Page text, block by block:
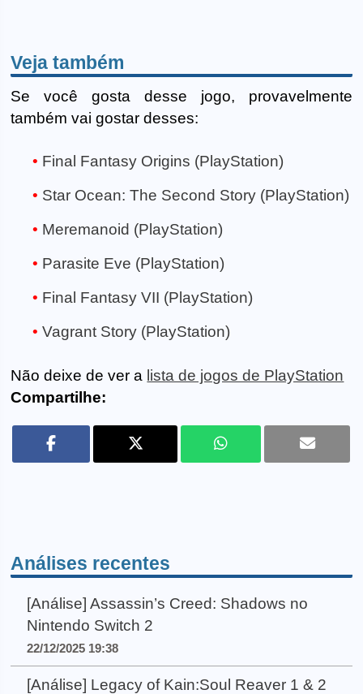
Veja também
Se você gosta desse jogo, provavelmente
também vai gostar desses:
Final Fantasy Origins (PlayStation)
Star Ocean: The Second Story (PlayStation)
Meremanoid (PlayStation)
Parasite Eve (PlayStation)
Final Fantasy VII (PlayStation)
Vagrant Story (PlayStation)
Não deixe de ver a lista de jogos de PlayStation
Compartilhe:
Análises recentes
[Análise] Assassin’s Creed: Shadows no
Nintendo Switch 2
22/12/2025 19:38
[Análise] Legacy of Kain:Soul Reaver 1 & 2